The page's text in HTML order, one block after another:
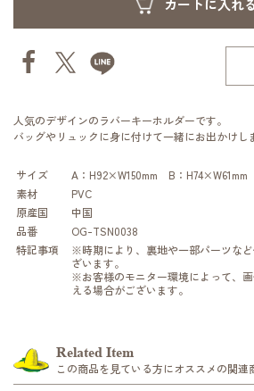
人気のデザインのラバーキーホルダーです。
バッグやリュックに身に付けて一緒にお出かけし
サイズ
A：H92×W150mm B：H74×W61mm
素材
PVC
原産国
中国
品番
OG-TSN0038
特記事項
※時期により、裏地や一部パーツな
ざいます。
※お客様のモニター環境によって、
える場合がございます。
Related Item
この商品を見ている方にオススメの関連